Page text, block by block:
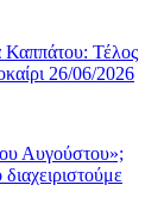
Καππάτου: Τέλος
26/06/2026
Αυγούστου»;